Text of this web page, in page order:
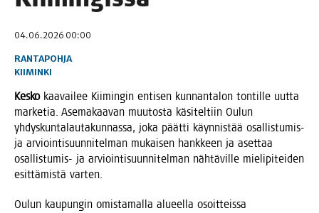
04.06.2026 00:00
RANTAPOHJA
KIIMINKI
Kes­kokaa­vai­lee Kii­min­gin enti­sen kun­nan­ta­lon ton­til­le uut­ta
mar­ke­tia. Ase­ma­kaa­van muu­tos­ta käsi­tel­tiin Oulun
yhdys­kun­ta­lau­ta­kun­nas­sa, joka päät­ti käyn­nis­tää osal­lis­tu­mis-
ja arvioin­ti­suun­ni­tel­man mukai­sen hank­keen ja aset­taa
osal­lis­tu­mis- ja arvioin­ti­suun­ni­tel­man näh­tä­vil­le mie­li­pi­tei­den
esit­tä­mis­tä varten.
Oulun kau­pun­gin omis­ta­mal­la alu­eel­la osoit­teis­sa